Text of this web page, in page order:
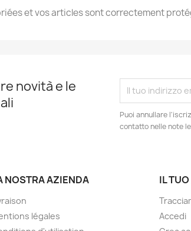
et vos articles sont correctement
novità e le
Puoi annullare
contatto nelle note
NOSTRA AZIENDA
légales
IL
Accedi